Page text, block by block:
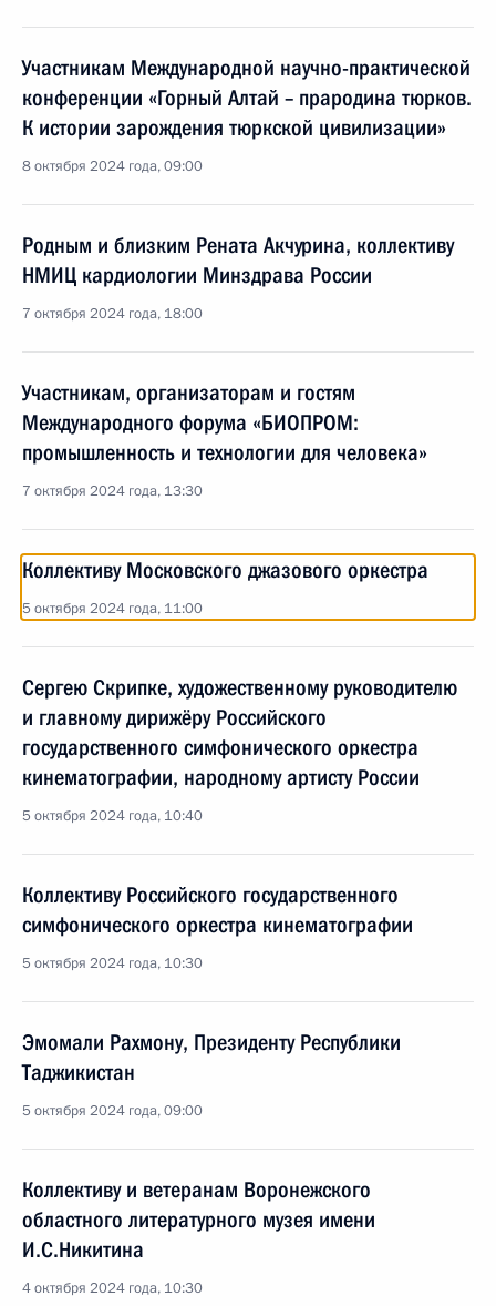
Участникам Международной научно-практической
конференции «Горный Алтай – прародина тюрков.
К истории зарождения тюркской цивилизации»
8 октября 2024 года, 09:00
Родным и близким Рената Акчурина, коллективу
НМИЦ кардиологии Минздрава России
7 октября 2024 года, 18:00
Участникам, организаторам и гостям
Международного форума «БИОПРОМ:
промышленность и технологии для человека»
7 октября 2024 года, 13:30
Коллективу Московского джазового оркестра
5 октября 2024 года, 11:00
Сергею Скрипке, художественному руководителю
и главному дирижёру Российского
государственного симфонического оркестра
кинематографии, народному артисту России
5 октября 2024 года, 10:40
Коллективу Российского государственного
симфонического оркестра кинематографии
5 октября 2024 года, 10:30
Эмомали Рахмону, Президенту Республики
Таджикистан
5 октября 2024 года, 09:00
Коллективу и ветеранам Воронежского
областного литературного музея имени
И.С.Никитина
4 октября 2024 года, 10:30